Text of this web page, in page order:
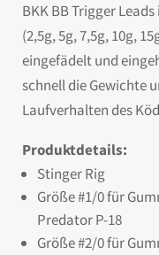
BKK BB Trigger
(2,5g, 5g, 7,5g, 10g,
eingefädelt und
schnell die Gewichte
Laufverhalten des
Produktdetails:
Stinger Rig
Größe #1/0 für
Predator P-18
Größe #2/0 für